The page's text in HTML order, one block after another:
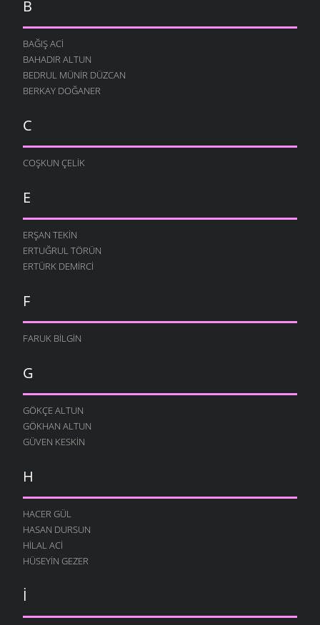
B
BAĞIŞ ACI
BAHADIR ALTUN
BEDRUL MÜNIR DÜZCAN
BERKAY DOĞANER
C
COŞKUN ÇELIK
E
ERŞAN TEKIN
ERTUĞRUL TÖRÜN
ERTÜRK DEMIRCI
F
FARUK BILGIN
G
GÖKÇE ALTUN
GÖKHAN ALTUN
GÜVEN KESKIN
H
HACER GÜL
HASAN DURSUN
HILAL ACI
HÜSEYIN GEZER
İ